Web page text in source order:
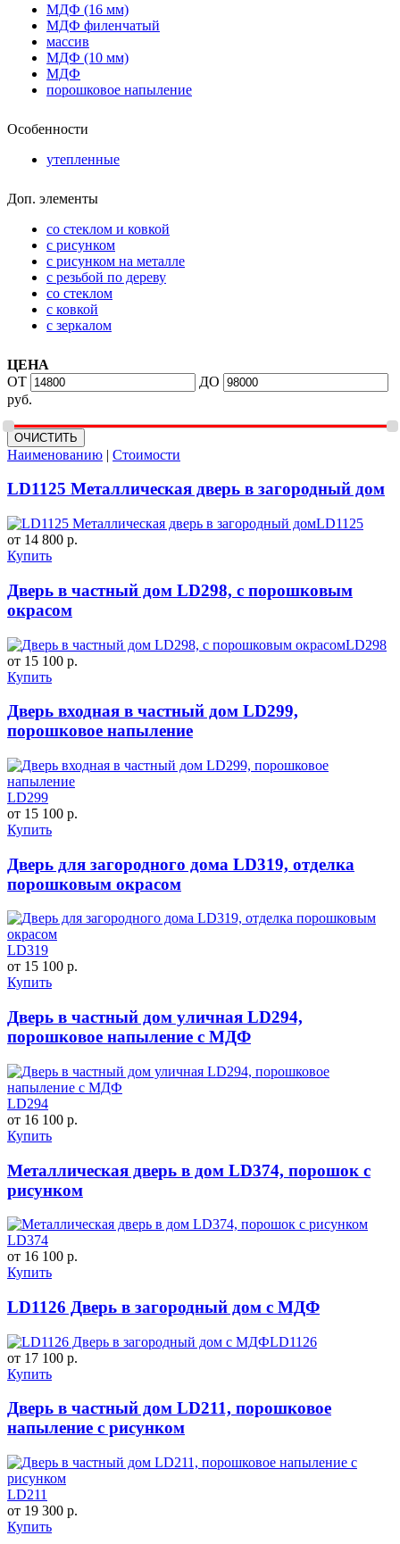
МДФ (16 мм)
МДФ филенчатый
массив
МДФ (10 мм)
МДФ
порошковое напыление
Особенности
утепленные
Доп. элементы
со стеклом и ковкой
с рисунком
с рисунком на металле
с резьбой по дереву
со стеклом
с ковкой
с зеркалом
ЦЕНА
ОТ
ДО
руб.
Наименованию | Стоимости
LD1125 Металлическая дверь в загородный дом
LD1125
от 14 800 р.
Купить
Дверь в частный дом LD298, с порошковым
окрасом
LD298
от 15 100 р.
Купить
Дверь входная в частный дом LD299,
порошковое напыление
LD299
от 15 100 р.
Купить
Дверь для загородного дома LD319, отделка
порошковым окрасом
LD319
от 15 100 р.
Купить
Дверь в частный дом уличная LD294,
порошковое напыление с МДФ
LD294
от 16 100 р.
Купить
Металлическая дверь в дом LD374, порошок с
рисунком
LD374
от 16 100 р.
Купить
LD1126 Дверь в загородный дом с МДФ
LD1126
от 17 100 р.
Купить
Дверь в частный дом LD211, порошковое
напыление с рисунком
LD211
от 19 300 р.
Купить